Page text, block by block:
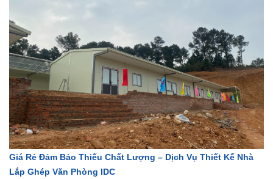
Giá Rẻ Đảm Bảo Thiếu Chất Lượng – Dịch Vụ Thiết Kế Nhà
Lắp Ghép Văn Phòng IDC